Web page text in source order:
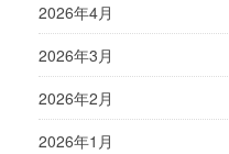
2026年4月
2026年3月
2026年2月
2026年1月